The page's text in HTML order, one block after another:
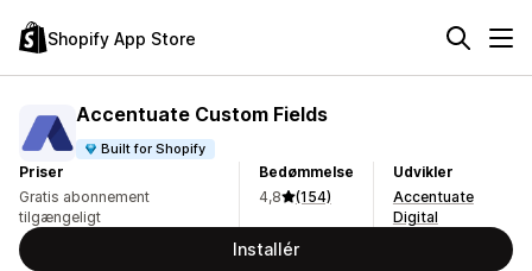
Shopify App Store
Accentuate Custom Fields
Built for Shopify
Priser
Gratis abonnement
tilgængeligt
Bedømmelse
4,8
(154)
Udvikler
Accentuate
Digital
Installér